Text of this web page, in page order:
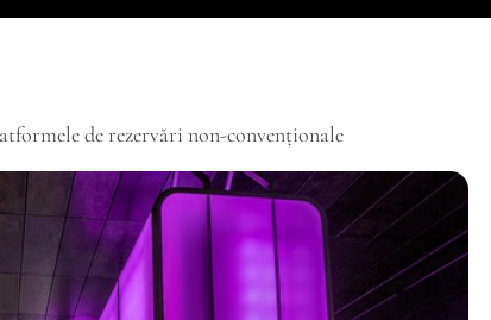
de rezervări non-convenționale